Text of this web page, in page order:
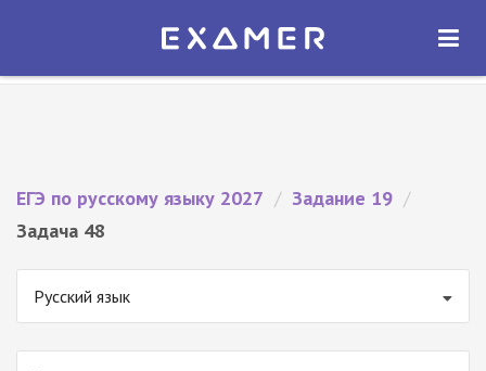
Экзамер — ЕГЭ 2027
ОТКРЫТЬ
ЕГЭ по русскому языку 2027 / Задание 19 /
Задача 48
Русский язык